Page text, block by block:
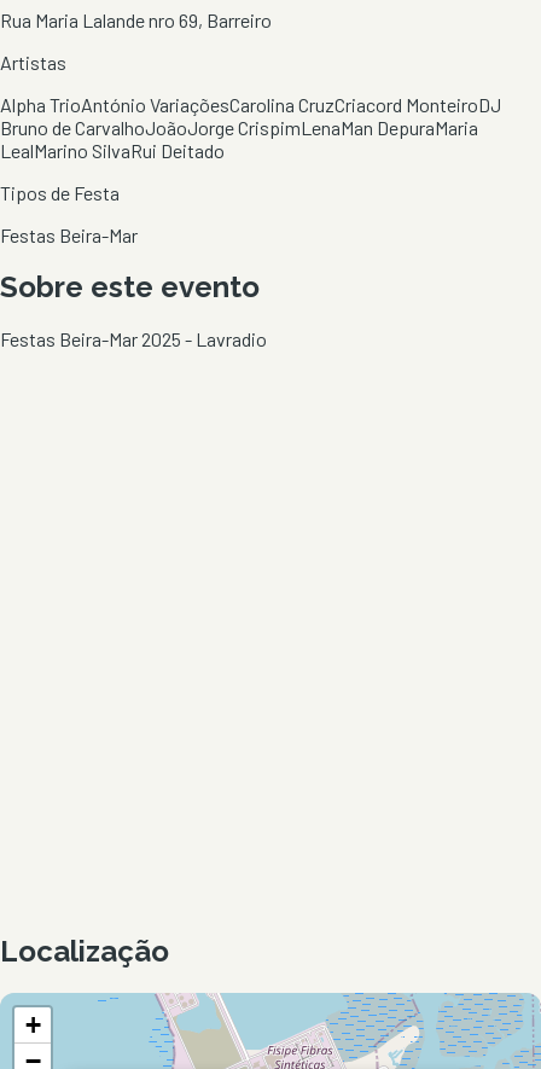
Rua Maria Lalande nro 69, Barreiro
Artistas
Alpha TrioAntónio VariaçõesCarolina CruzCriacord MonteiroDJ
Bruno de CarvalhoJoãoJorge CrispimLenaMan DepuraMaria
LealMarino SilvaRui Deitado
Tipos de Festa
Festas Beira-Mar
Sobre este evento
Festas Beira-Mar 2025 - Lavradio
Localização
+
−